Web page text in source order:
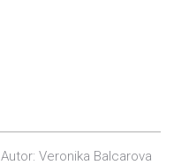
Autor: Veronika Balcarova